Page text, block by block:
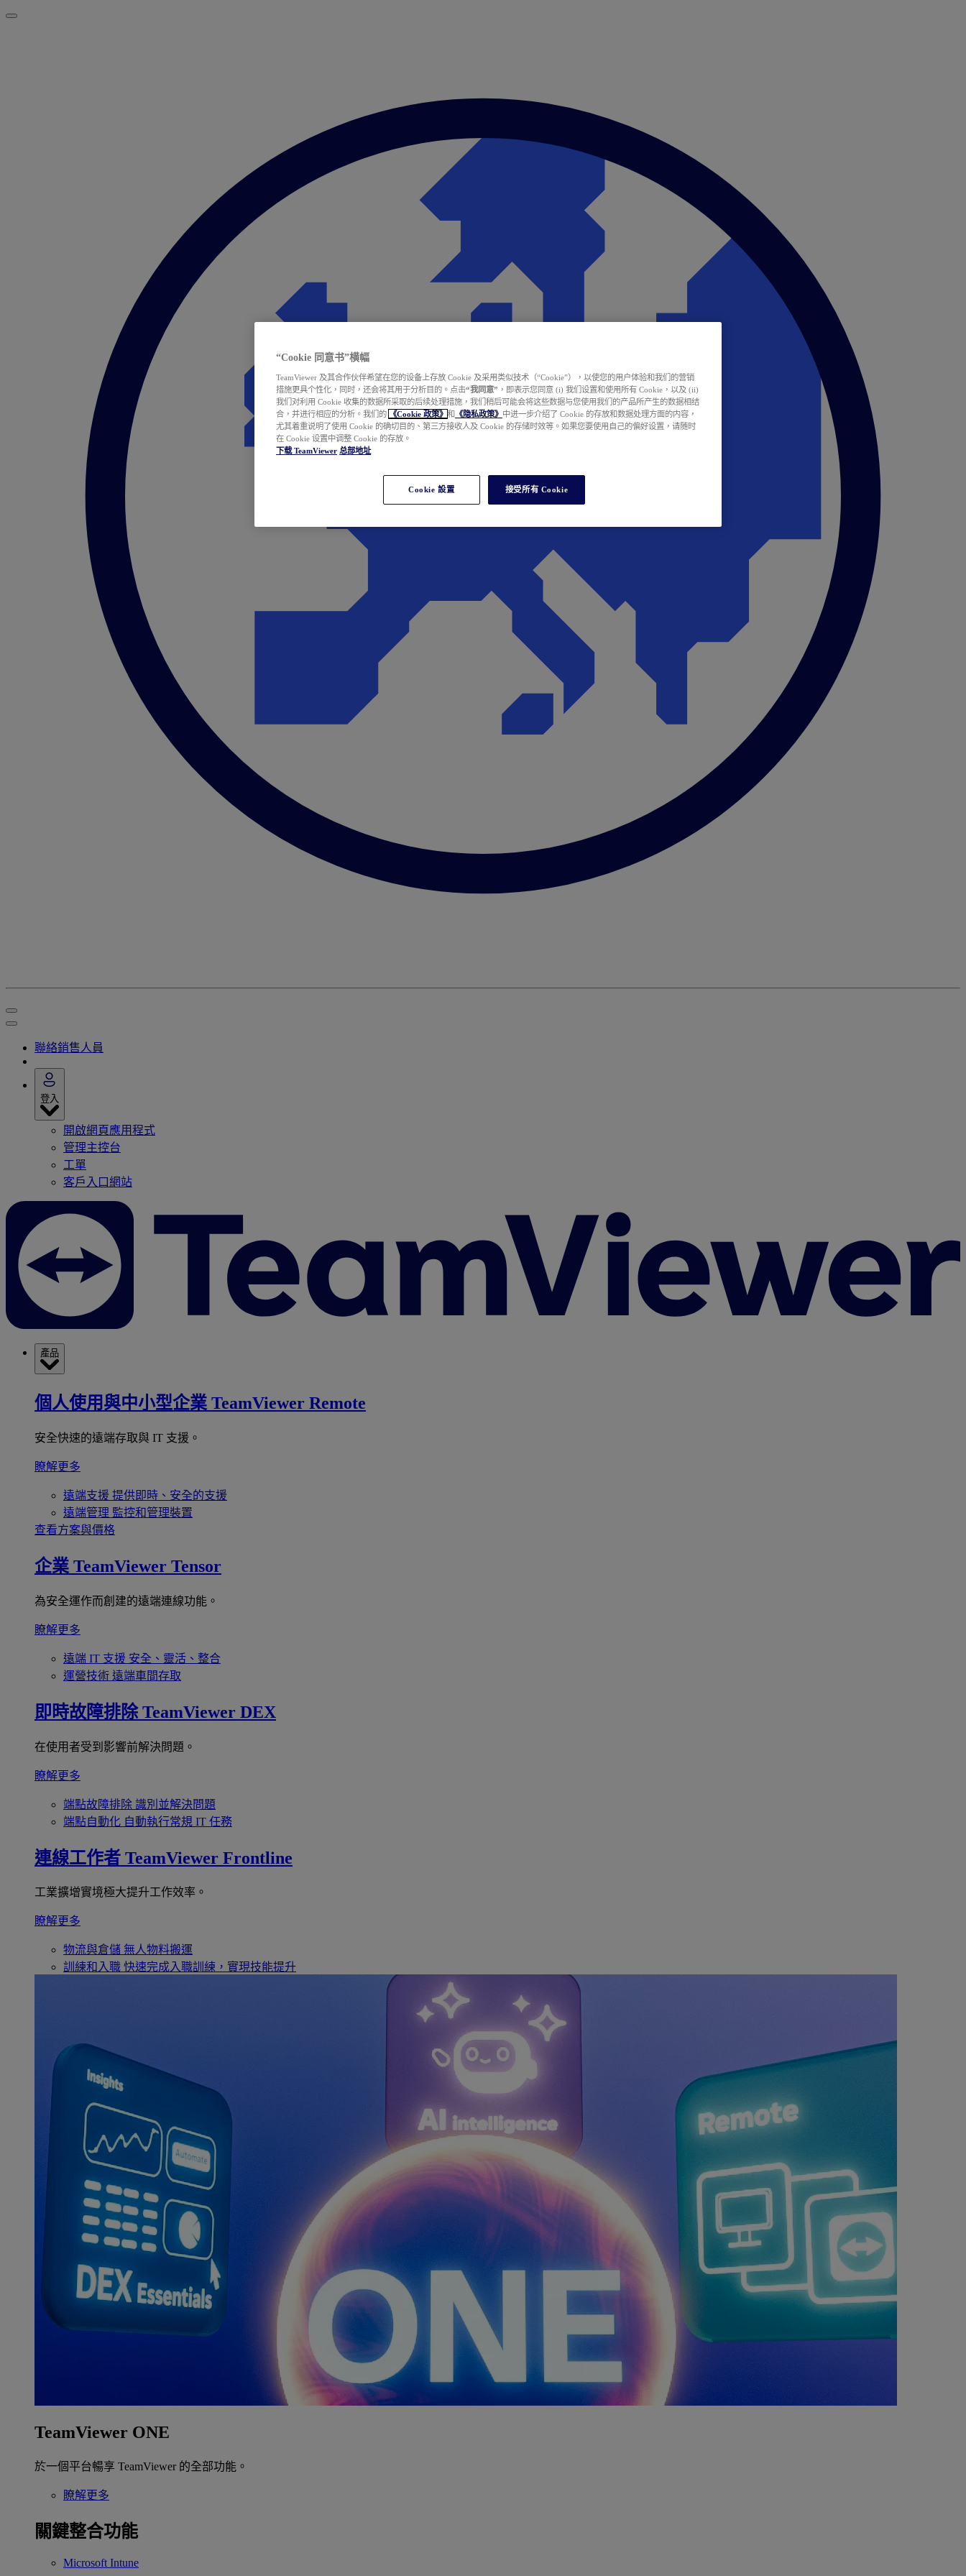
聯絡銷售人員
登入
開啟網頁應用程式
管理主控台
工單
客戶入口網站
產品
個人使用與中小型企業 TeamViewer Remote
安全快速的遠端存取與 IT 支援。
瞭解更多
遠端支援 提供即時、安全的支援
遠端管理 監控和管理裝置
查看方案與價格
企業 TeamViewer Tensor
為安全運作而創建的遠端連線功能。
瞭解更多
遠端 IT 支援 安全、靈活、整合
運營技術 遠端車間存取
即時故障排除 TeamViewer DEX
在使用者受到影響前解決問題。
瞭解更多
端點故障排除 識別並解決問題
端點自動化 自動執行常規 IT 任務
連線工作者 TeamViewer Frontline
工業擴增實境極大提升工作效率。
瞭解更多
物流與倉儲 無人物料搬運
訓練和入職 快速完成入職訓練，實現技能提升
TeamViewer ONE
於一個平台暢享 TeamViewer 的全部功能。
瞭解更多
關鍵整合功能
Microsoft Intune
“Cookie 同意书”横幅
TeamViewer 及其合作伙伴希望在您的设备上存放 Cookie 及采用类似技术（“Cookie”），以使您的用户体验和我们的营销
措施更具个性化，同时，还会将其用于分析目的。点击“我同意” ，即表示您同意 (i) 我们设置和使用所有 Cookie，以及 (ii)
我们对利用 Cookie 收集的数据所采取的后续处理措施，我们稍后可能会将这些数据与您使用我们的产品所产生的数据相结
合，并进行相应的分析。我们的
《Cookie 政策》 和 《隐私政策》 中进一步介绍了 Cookie 的存放和数据处理方面的内容，
尤其着重说明了使用 Cookie 的确切目的、第三方接收人及 Cookie 的存储时效等。如果您要使用自己的偏好设置，请随时
在 Cookie 设置中调整 Cookie 的存放。
下载 TeamViewer 总部地址
Cookie 設置 接受所有 Cookie